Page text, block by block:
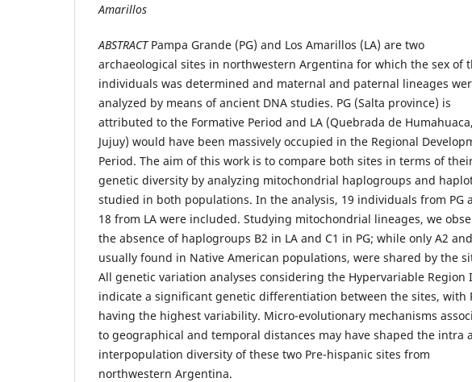
Amarillos
ABSTRACTPampa Grande (PG) and Los Amarillos (LA) are two
archaeological sites in northwestern Argentina for which the sex of
individuals was determined and maternal and paternal lineages
analyzed by means of ancient DNA studies. PG (Salta province) is
attributed to the Formative Period and LA (Quebrada de Humahuaca,
Jujuy) would have been massively occupied in the Regional
Period. The aim of this work is to compare both sites in terms of
genetic diversity by analyzing mitochondrial haplogroups and
studied in both populations. In the analysis, 19 individuals from PG
18 from LA were included. Studying mitochondrial lineages, we
the absence of haplogroups B2 in LA and C1 in PG; while only A2
usually found in Native American populations, were shared by the
All genetic variation analyses considering the Hypervariable Region I
indicate a significant genetic differentiation between the sites, with
having the highest variability. Micro-evolutionary mechanisms
to geographical and temporal distances may have shaped the intra
interpopulation diversity of these two Pre-hispanic sites from
northwestern Argentina.